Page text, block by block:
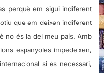
perquè em sigui indiferent
que em deixen indiferent
no és la del meu país. Amb
espanyoles impedeixen,
si és necessari,